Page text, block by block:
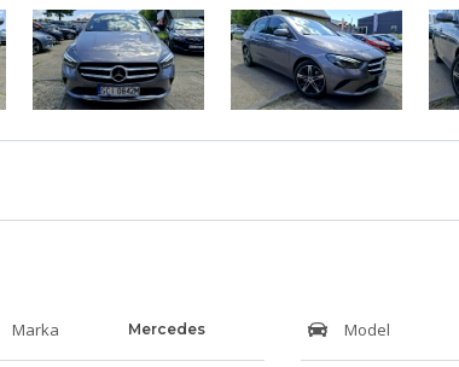
Marka Mercedes Model